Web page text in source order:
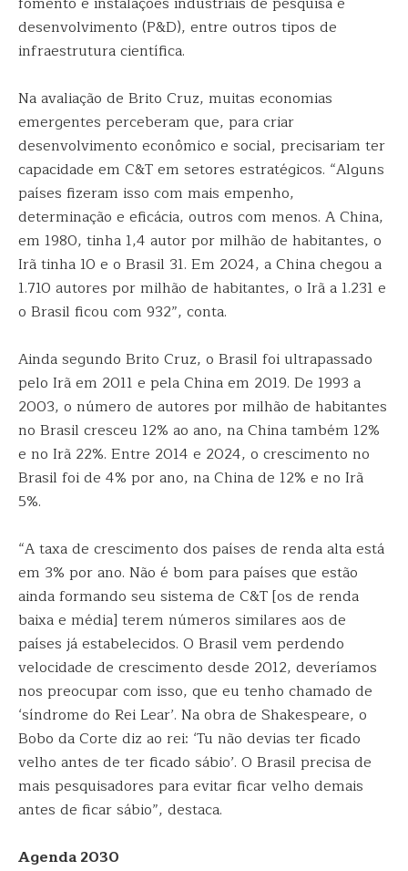
desenvolvimento (P&D), entre outros tipos de
infraestrutura científica.
Na avaliação de Brito Cruz, muitas economias
emergentes perceberam que, para criar
desenvolvimento econômico e social, precisariam ter
capacidade em C&T em setores estratégicos. “Alguns
países fizeram isso com mais empenho,
determinação e eficácia, outros com menos. A China,
em 1980, tinha 1,4 autor por milhão de habitantes, o
Irã tinha 10 e o Brasil 31. Em 2024, a China chegou a
1.710 autores por milhão de habitantes, o Irã a 1.231 e
o Brasil ficou com 932”, conta.
Ainda segundo Brito Cruz, o Brasil foi ultrapassado
pelo Irã em 2011 e pela China em 2019. De 1993 a
2003, o número de autores por milhão de habitantes
no Brasil cresceu 12% ao ano, na China também 12%
e no Irã 22%. Entre 2014 e 2024, o crescimento no
Brasil foi de 4% por ano, na China de 12% e no Irã
5%.
“A taxa de crescimento dos países de renda alta está
em 3% por ano. Não é bom para países que estão
ainda formando seu sistema de C&T [os de renda
baixa e média] terem números similares aos de
países já estabelecidos. O Brasil vem perdendo
velocidade de crescimento desde 2012, deveríamos
nos preocupar com isso, que eu tenho chamado de
‘síndrome do Rei Lear’. Na obra de Shakespeare, o
Bobo da Corte diz ao rei: ‘Tu não devias ter ficado
velho antes de ter ficado sábio’. O Brasil precisa de
mais pesquisadores para evitar ficar velho demais
antes de ficar sábio”, destaca.
Agenda 2030